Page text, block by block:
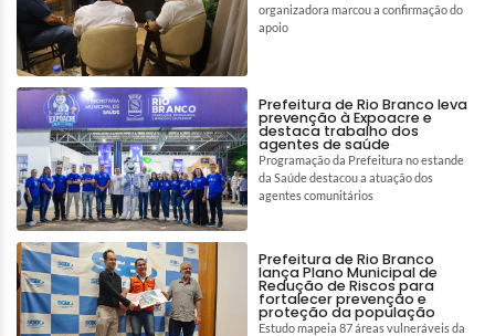
organizadora marcou a confirmação do
apoio
Prefeitura de Rio Branco leva
prevenção à Expoacre e
destaca trabalho dos
agentes de saúde
Programação da Prefeitura no estande
da Saúde destacou a atuação dos
agentes comunitários
Prefeitura de Rio Branco
lança Plano Municipal de
Redução de Riscos para
fortalecer prevenção e
proteção da população
Estudo mapeia 87 áreas vulneráveis da